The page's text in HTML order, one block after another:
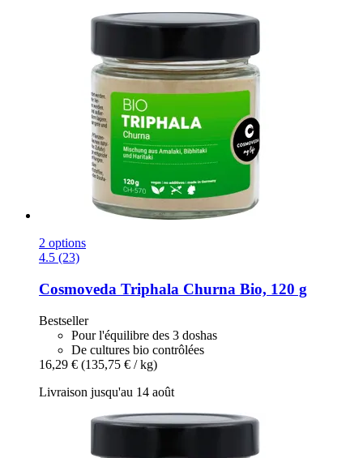
2 options
4.5 (23)
Cosmoveda Triphala Churna Bio, 120 g
Bestseller
Pour l'équilibre des 3 doshas
De cultures bio contrôlées
16,29 € (135,75 € / kg)
Livraison jusqu'au 14 août